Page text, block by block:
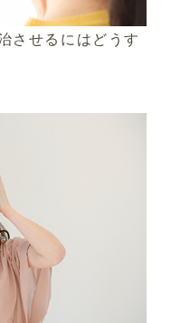
させるにはどうす